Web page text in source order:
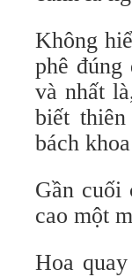
Không
phê
và nhất
biết
bách
Gần cuối
cao một
Hoa